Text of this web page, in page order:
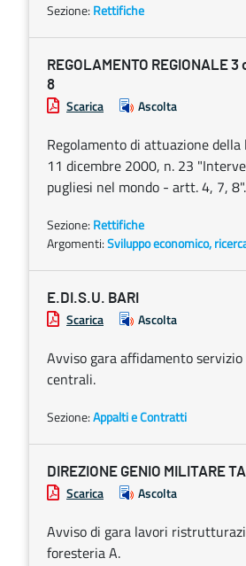
Sezione: Rettifiche
REGOLAMENTO REGIONALE
8
Scarica Ascolta
Regolamento di attuazione della
11 dicembre 2000, n. 23
pugliesi nel mondo - artt. 4, 7, 8".
Sezione: Rettifiche
Argomenti:Sviluppo economico,
E.DI.S.U. BARI
Scarica Ascolta
Avviso gara affidamento
centrali.
Sezione:Appalti e Contratti
DIREZIONE GENIO MILITARE
Scarica Ascolta
Avviso di gara lavori
foresteria A.